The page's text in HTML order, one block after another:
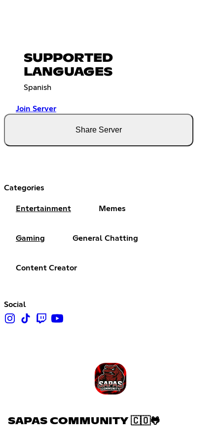
SUPPORTED
LANGUAGES
Spanish
Join Server
Share Server
Categories
Entertainment Memes
Gaming General Chatting
Content Creator
Social
SAPAS COMMUNITY 🇨🇴🐸